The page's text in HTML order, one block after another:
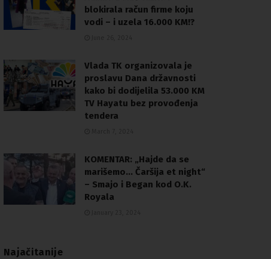
blokirala račun firme koju
vodi – i uzela 16.000 KM!?
Vlada TK organizovala je
proslavu Dana državnosti
kako bi dodijelila 53.000 KM
TV Hayatu bez provođenja
tendera
KOMENTAR: „Hajde da se
marišemo… Čaršija et night“
– Smajo i Began kod O.K.
Royala
Najačitanije